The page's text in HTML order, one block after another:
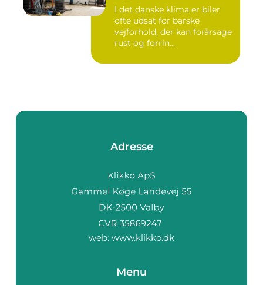
I det danske klima er biler
ofte udsat for barske
vejforhold, der kan forårsage
rust og forrin...
Adresse
web: www.klikko.dk
Menu